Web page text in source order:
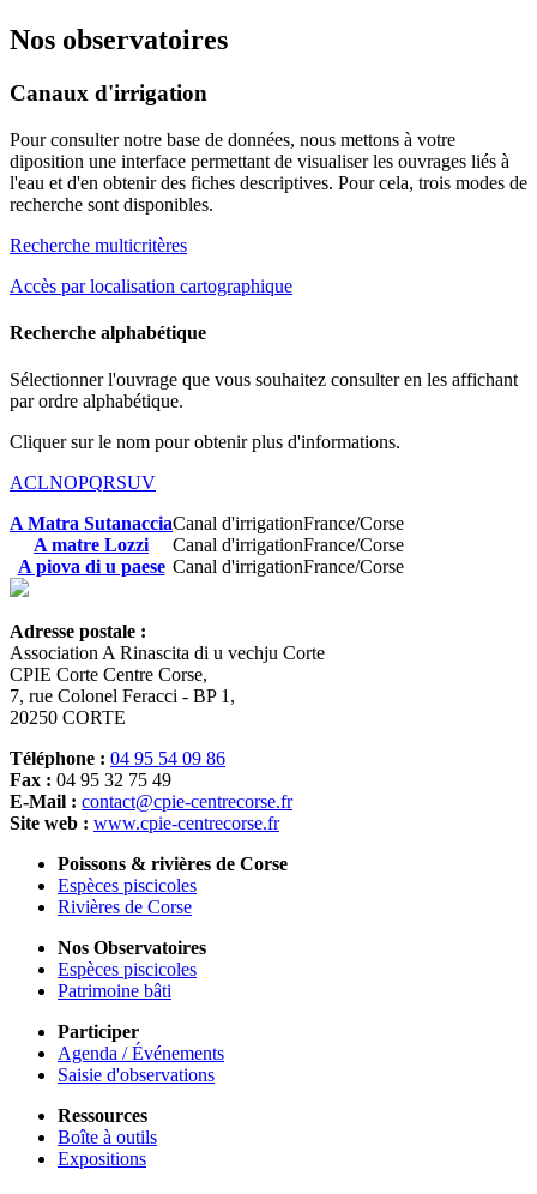
Nos observatoires
Canaux d'irrigation
Pour consulter notre base de données, nous mettons à votre
diposition une interface permettant de visualiser les ouvrages liés à
l'eau et d'en obtenir des fiches descriptives. Pour cela, trois modes de
recherche sont disponibles.
Recherche multicritères
Accès par localisation cartographique
Recherche alphabétique
Sélectionner l'ouvrage que vous souhaitez consulter en les affichant
par ordre alphabétique.
Cliquer sur le nom pour obtenir plus d'informations.
ACLNOPQRSUV
A Matra SutanacciaCanal d'irrigationFrance/Corse
A matre Lozzi
Canal d'irrigationFrance/Corse
A piova di u paese Canal d'irrigationFrance/Corse
Adresse postale :
Association A Rinascita di u vechju Corte
CPIE Corte Centre Corse,
7, rue Colonel Feracci - BP 1,
20250 CORTE
Téléphone : 04 95 54 09 86
Fax : 04 95 32 75 49
E-Mail : contact@cpie-centrecorse.fr
Site web : www.cpie-centrecorse.fr
Poissons & rivières de Corse
Espèces piscicoles
Rivières de Corse
Nos Observatoires
Espèces piscicoles
Patrimoine bâti
Participer
Agenda / Événements
Saisie d'observations
Ressources
Boîte à outils
Expositions